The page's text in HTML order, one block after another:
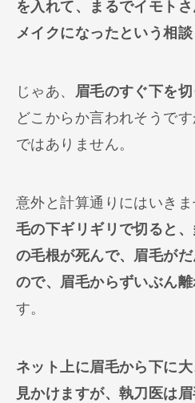
を入れて、まるでイモト
メイクになったという相談
じゃあ、 眉毛のすぐ下を
どこからか言われそうで
ではありません。
意外と計算通りにはいき
毛の下ギリギリで切ると
の毛根が死んで、眉毛が
ので、眉毛からずいぶん
す。
ネット上に眉毛から下に
見かけますが、執刀医は